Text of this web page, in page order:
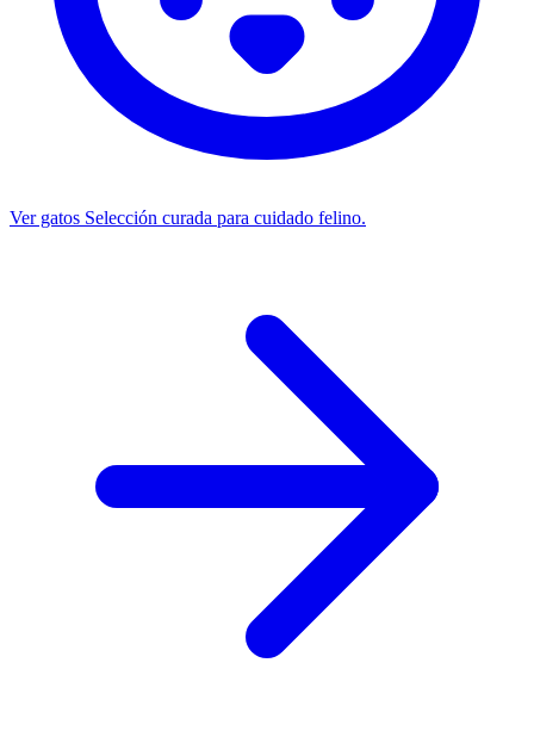
Ver gatos Selección curada para cuidado felino.